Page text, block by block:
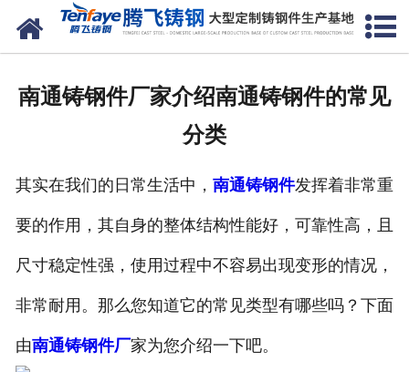
网站首页
生产能力
联系我们
南通铸钢件厂家介绍南通铸钢件的常见
分类
其实在我们的日常生活中， 南通铸钢件发挥着非常重
要的作用，其自身的整体结构性能好，可靠性高，且
尺寸稳定性强，使用过程中不容易出现变形的情况，
非常耐用。那么您知道它的常见类型有哪些吗？下面
由南通铸钢件厂家为您介绍一下吧。